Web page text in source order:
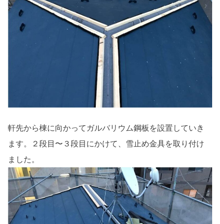
軒先から棟に向かってガルバリウム鋼板を設置していき
ます。２段目〜３段目にかけて、雪止め金具を取り付け
ました。